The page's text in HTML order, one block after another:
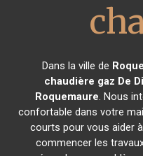
Dans la ville de
chaudière gaz De
Roquemaure. Nous
confortable dans votre
courts pour vous aider
commencer les